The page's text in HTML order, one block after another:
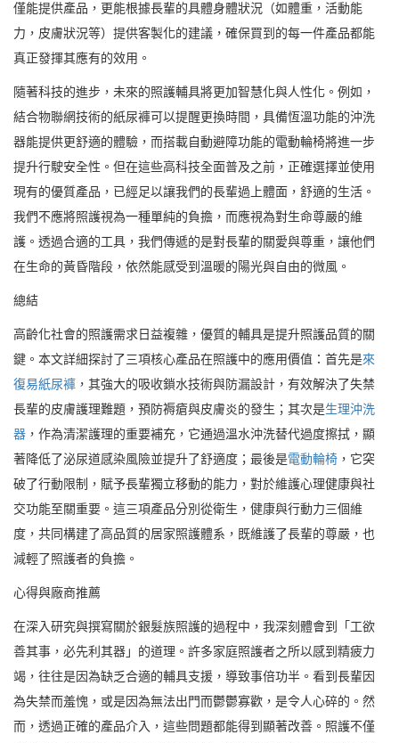
僅能提供產品，更能根據長輩的具體身體狀況（如體重，活動能
力，皮膚狀況等）提供客製化的建議，確保買到的每一件產品都能
真正發揮其應有的效用。
隨著科技的進步，未來的照護輔具將更加智慧化與人性化。例如，
結合物聯網技術的紙尿褲可以提醒更換時間，具備恆溫功能的沖洗
器能提供更舒適的體驗，而搭載自動避障功能的電動輪椅將進一步
提升行駛安全性。但在這些高科技全面普及之前，正確選擇並使用
現有的優質產品，已經足以讓我們的長輩過上體面，舒適的生活。
我們不應將照護視為一種單純的負擔，而應視為對生命尊嚴的維
護。透過合適的工具，我們傳遞的是對長輩的關愛與尊重，讓他們
在生命的黃昏階段，依然能感受到溫暖的陽光與自由的微風。
總結
高齡化社會的照護需求日益複雜，優質的輔具是提升照護品質的關
鍵。本文詳細探討了三項核心產品在照護中的應用價值：首先是來
復易紙尿褲 ，其強大的吸收鎖水技術與防漏設計，有效解決了失禁
長輩的皮膚護理難題，預防褥瘡與皮膚炎的發生；其次是生理沖洗
器 ，作為清潔護理的重要補充，它通過溫水沖洗替代過度擦拭，顯
著降低了泌尿道感染風險並提升了舒適度；最後是電動輪椅 ，它突
破了行動限制，賦予長輩獨立移動的能力，對於維護心理健康與社
交功能至關重要。這三項產品分別從衛生，健康與行動力三個維
度，共同構建了高品質的居家照護體系，既維護了長輩的尊嚴，也
減輕了照護者的負擔。
心得與廠商推薦
在深入研究與撰寫關於銀髮族照護的過程中，我深刻體會到「工欲
善其事，必先利其器」的道理。許多家庭照護者之所以感到精疲力
竭，往往是因為缺乏合適的輔具支援，導致事倍功半。看到長輩因
為失禁而羞愧，或是因為無法出門而鬱鬱寡歡，是令人心碎的。然
而，透過正確的產品介入，這些問題都能得到顯著改善。照護不僅